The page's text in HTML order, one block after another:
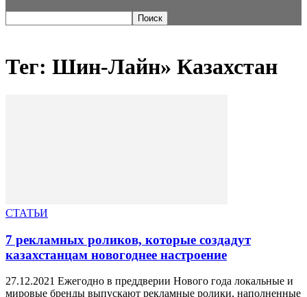
Тег: Шин-Лайн» Казахстан
СТАТЬИ
7 рекламных роликов, которые создадут
казахстанцам новогоднее настроение
27.12.2021 Ежегодно в преддверии Нового года локальные и
мировые бренды выпускают рекламные ролики, наполненные